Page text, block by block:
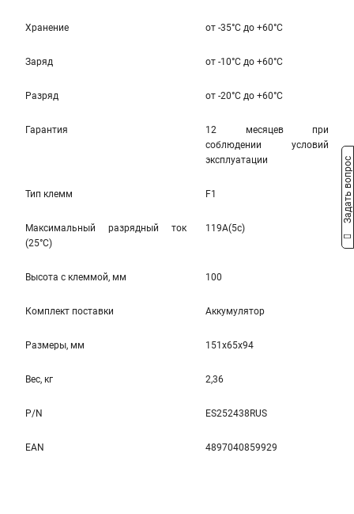
Хранение от -35°С до +60°С
Заряд от -10°С до +60°С
Разряд от -20°С до +60°С
Гарантия
12 месяцев при
соблюдении условий
эксплуатации
Тип клемм F1
Максимальный разрядный ток
(25°С)
119A(5c)
Высота c клеммой, мм 100
Комплект поставки Аккумулятор
Размеры, мм 151x65x94
Вес, кг 2,36
P/N ES252438RUS
EAN 4897040859929
Задать вопрос